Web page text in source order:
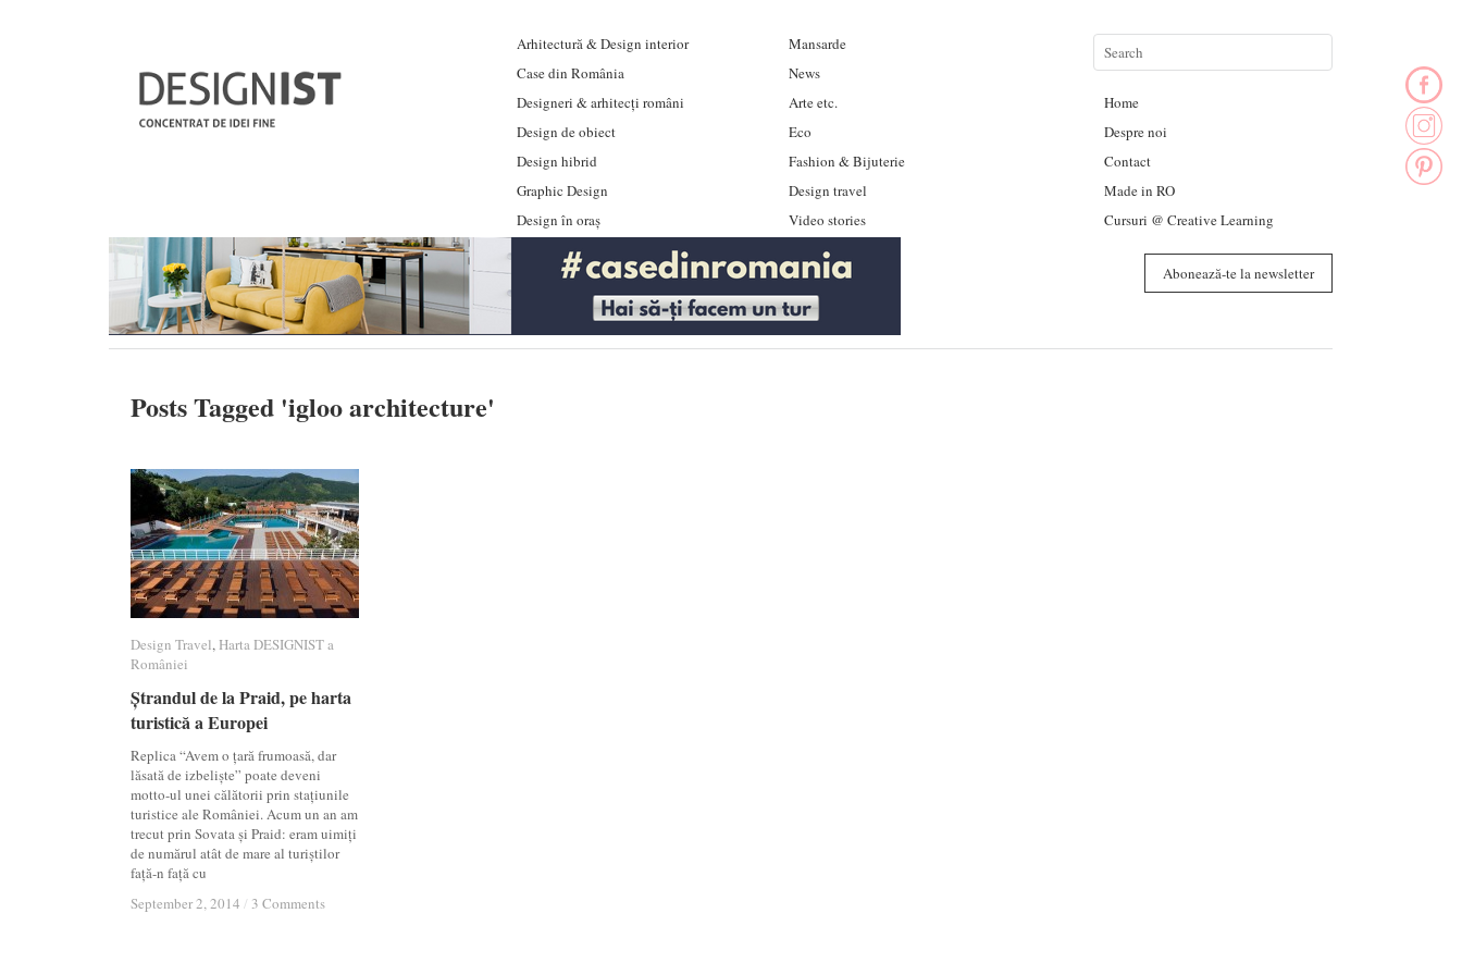
Arhitectură & Design interior
Case din România
Designeri & arhitecți români
Design de obiect
Design hibrid
Graphic Design
Design în oraș
Mansarde
News
Arte etc.
Eco
Fashion & Bijuterie
Design travel
Video stories
Home
Despre noi
Contact
Made in RO
Cursuri @ Creative Learning
Abonează-te la newsletter
Posts Tagged 'igloo architecture'
Design Travel, Harta DESIGNIST a
României
Ștrandul de la Praid, pe harta
turistică a Europei
Replica “Avem o țară frumoasă, dar
lăsată de izbeliște” poate deveni
motto-ul unei călătorii prin stațiunile
turistice ale României. Acum un an am
trecut prin Sovata și Praid: eram uimiți
de numărul atât de mare al turiștilor
față-n față cu
September 2, 2014 / 3 Comments
Design Travel Harta DESIGNIST a
României
Ștrandul de la Praid, pe harta
turistică a Europei
September 2, 2014 / 3 Comments